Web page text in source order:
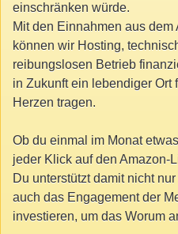
einschränken würde.
Mit den Einnahmen aus
können wir Hosting,
reibungslosen Betrieb
in Zukunft ein lebendiger Ort
Herzen tragen.
Ob du einmal im Monat
jeder Klick auf den Amazon-
Du unterstützt damit nicht
auch das Engagement der
investieren, um das Worum